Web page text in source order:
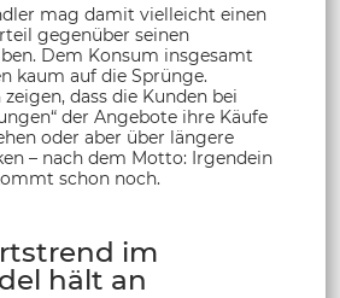
mag damit vielleicht einen
gegenüber seinen
Dem Konsum insgesamt
kaum auf die Sprünge.
dass die Kunden bei
der Angebote ihre Käufe
oder aber über längere
– nach dem Motto: Irgendein
schon noch.
im
hält an